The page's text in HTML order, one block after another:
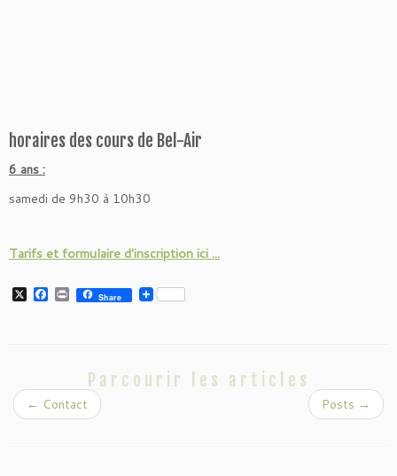
horaires des cours de Bel-Air
6 ans :
samedi de 9h30 à 10h30
Tarifs et formulaire d'inscription ici ...
X Facebook
PrintShare
Parcourir les articles
← Contact Posts →